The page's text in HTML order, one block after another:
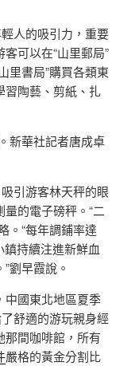
人的吸引力，重要
客可以在“山里郵局”
里書局”購買各類東
習陶藝、剪紙、扎
華社記者唐成卓
引游客林天秤的眼
的電子磅秤。“二
。“每年調鋪率達
持續注進新鮮血
劉早霞說。
中國東北地區夏季
舒適的游玩親身經
那間咖啡館，所有
嚴格的黃金分割比